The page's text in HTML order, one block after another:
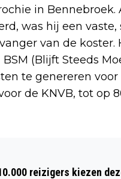
in
was hij een
van de
(Blijft Steeds
te genereren
de KNVB, tot op
THE TULIPS
reizigers kiezen